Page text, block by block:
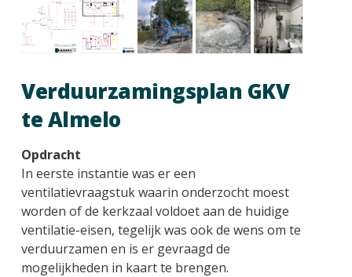
Verduurzamingsplan GKV
te Almelo
Opdracht
In eerste instantie was er een
ventilatievraagstuk waarin onderzocht moest
worden of de kerkzaal voldoet aan de huidige
ventilatie-eisen, tegelijk was ook de wens om te
verduurzamen en is er gevraagd de
mogelijkheden in kaart te brengen.